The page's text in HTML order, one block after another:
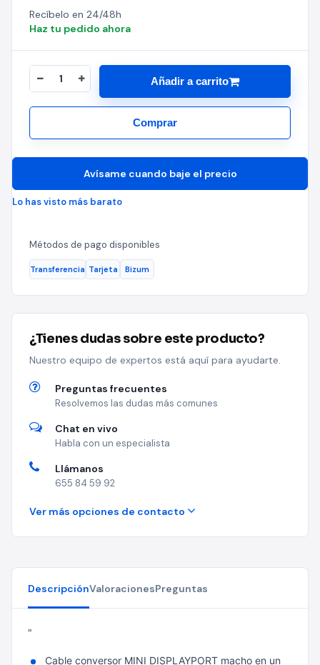
Recíbelo en 24/48h
Haz tu pedido ahora
Añadir a carrito
Comprar
Avísame cuando baje el precio
Lo has visto más barato
Métodos de pago disponibles
Transferencia Tarjeta Bizum
¿Tienes dudas sobre este producto?
Nuestro equipo de expertos está aquí para ayudarte.
Preguntas frecuentes
Resolvemos las dudas más comunes
Chat en vivo
Habla con un especialista
Llámanos
655 84 59 92
Ver más opciones de contacto
DescripciónValoracionesPreguntas
"
Cable conversor MINI DISPLAYPORT macho en un